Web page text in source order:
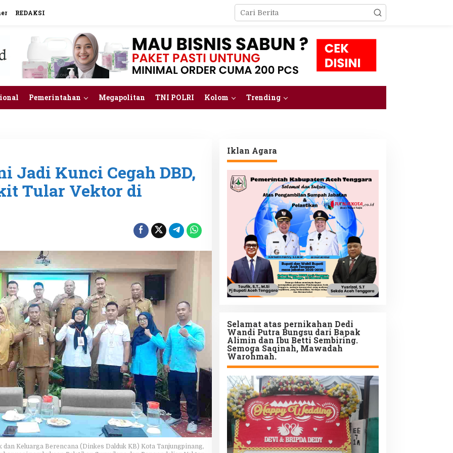
REDAKSI
Pemerintahan Megapolitan TNI POLRI Kolom Trending
Jadi Kunci Cegah DBD,
Tular Vektor di
dan Keluarga Berencana (Dinkes Dalduk KB) Kota Tanjungpinang,
Iklan Agara
Selamat atas pernikahan Dedi
Wandi Putra Bungsu dari Bapak
Alimin dan Ibu Betti Sembiring.
Semoga Saqinah, Mawadah
Warohmah.